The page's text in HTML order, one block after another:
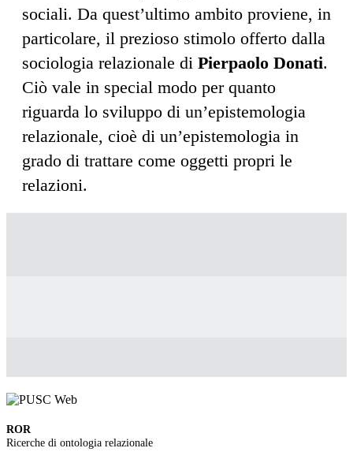
sociali. Da quest’ultimo ambito proviene, in
particolare, il prezioso stimolo offerto dalla
sociologia relazionale di Pierpaolo Donati.
Ciò vale in special modo per quanto
riguarda lo sviluppo di un’epistemologia
relazionale, cioè di un’epistemologia in
grado di trattare come oggetti propri le
relazioni.
ROR
Ricerche di ontologia relazionale